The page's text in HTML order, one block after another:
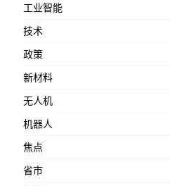
工业智能
技术
政策
新材料
无人机
机器人
焦点
省市